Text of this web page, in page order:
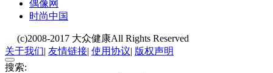
偶像网
时尚中国
(c)2008-2017 大众健康All Rights Reserved
关于我们| 友情链接| 使用协议| 版权声明
搜索: